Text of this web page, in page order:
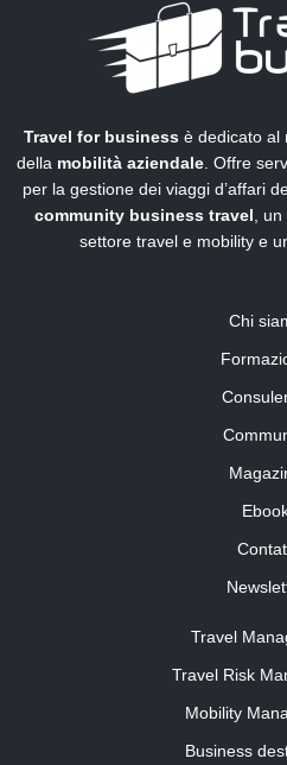
Travel for business è dedicato al
della mobilità aziendale . Offre
per la gestione dei viaggi d’affari
community business travel ,
settore travel e mobility e
Chi
Travel
Travel Risk
Mobility
Business